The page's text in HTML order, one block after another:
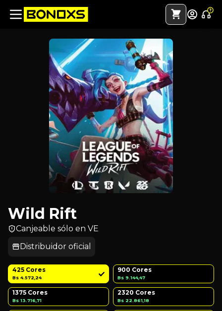
Wild Rift
Canjeable sólo en VE
Distribuidor oficial
425 Cores
Bs 4.572,24
900 Cores
Bs 9.144,47
1375 Cores
Bs 13.716,71
2320 Cores
Bs 22.861,18